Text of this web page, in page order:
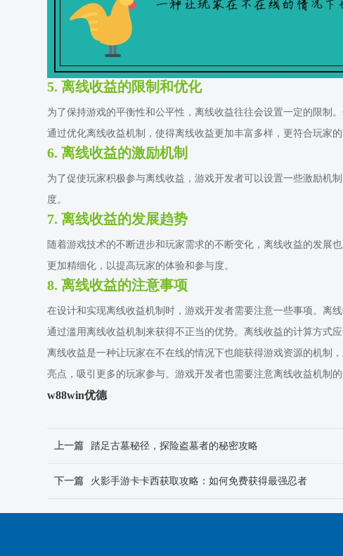
5. 离线收益的限制和优化
为了保持游戏的平衡性和公平性，离线收益往往会设置一定的限制
通过优化离线收益机制，使得离线收益更加丰富多样，更符合玩家的
6. 离线收益的激励机制
为了促使玩家积极参与离线收益，游戏开发者可以设置一些激励机
度。
7. 离线收益的发展趋势
随着游戏技术的不断进步和玩家需求的不断变化，离线收益的发展
更加精细化，以提高玩家的体验和参与度。
8. 离线收益的注意事项
在设计和实现离线收益机制时，游戏开发者需要注意一些事项。离
通过滥用离线收益机制来获得不正当的优势。离线收益的计算方式
离线收益是一种让玩家在不在线的情况下也能获得游戏资源的机制
亮点，吸引更多的玩家参与。游戏开发者也需要注意离线收益机制
w88win优德
上一篇 踏足古墓秘径，探险盗墓者的秘密攻略
下一篇 火影手游卡卡西获取攻略：如何免费获得最强忍者